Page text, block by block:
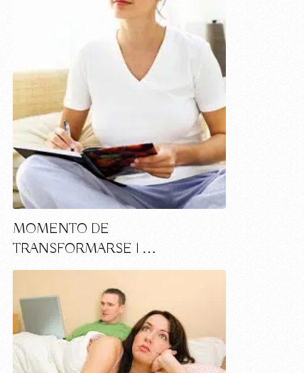
MOMENTO DE
TRANSFORMARSE I …